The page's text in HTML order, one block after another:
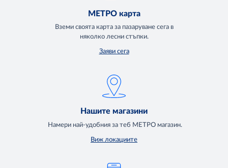
МЕТРО карта
Вземи своята карта за пазаруване сега в
няколко лесни стъпки.
Заяви сега
Нашите магазини
Намери най-удобния за теб МЕТРО магазин.
Виж локациите